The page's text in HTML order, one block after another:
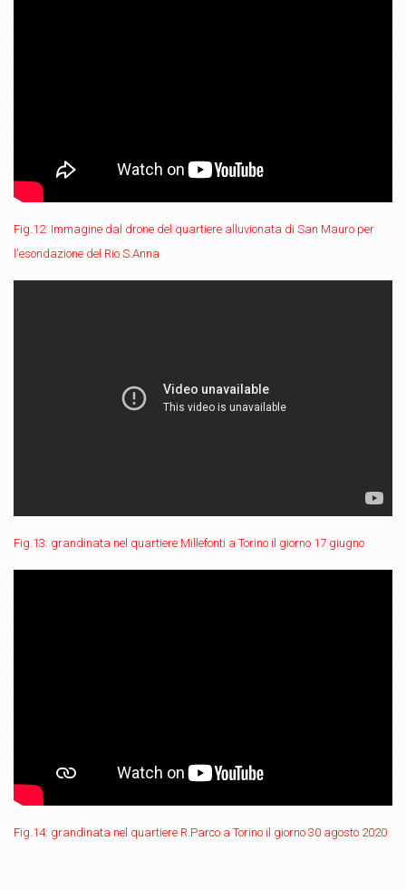
Fig.12: Immagine dal drone del quartiere alluvionata di San Mauro per
l'esondazione del Rio S.Anna
Fig.13: grandinata nel quartiere Millefonti a Torino il giorno 17 giugno
Fig.14: grandinata nel quartiere R.Parco a Torino il giorno 30 agosto 2020